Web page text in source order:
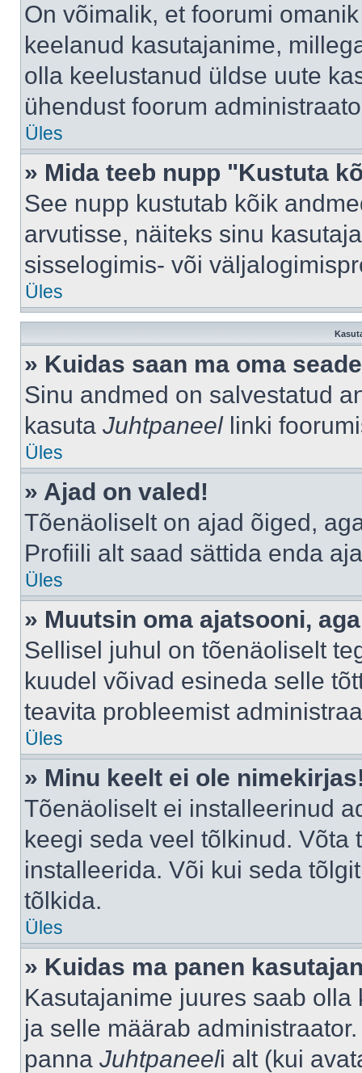
On võimalik, et foorumi
keelanud kasutajanime,
olla keelustanud üldse uute
ühendust foorum
Üles
» Mida teeb nupp "Kustuta
See nupp kustutab kõik
arvutisse, näiteks sinu
sisselogimis- või
Üles
» Kuidas saan ma oma
Sinu andmed on salvestatud
kasuta Juhtpaneellinki
Üles
» Ajad on valed!
Tõenäoliselt on ajad õiged,
Profiili alt saad sättida enda
Üles
» Muutsin oma ajatsooni,
Sellisel juhul on tõenäoliselt
kuudel võivad esineda selle
teavita probleemist
Üles
» Minu keelt ei ole
Tõenäoliselt ei installeerinud
keegi seda veel tõlkinud.
installeerida. Või kui seda
tõlkida.
Üles
» Kuidas ma panen
Kasutajanime juures saab
ja selle määrab
panna Juhtpaneeli alt (kui